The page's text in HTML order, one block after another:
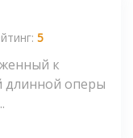
5
к
длинной оперы